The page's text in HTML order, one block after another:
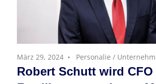
März 29, 2024 Personalie /
Robert Schutt wird CFO